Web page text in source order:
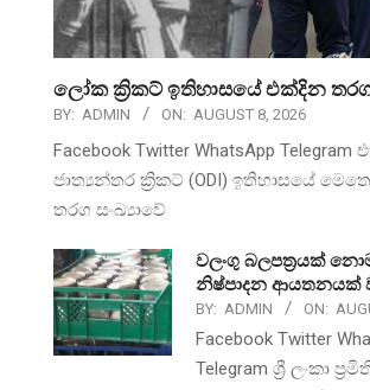
ලෝක ක්‍රිකට් ඉතිහාසයේ එක්දින තරග
BY: ADMIN ON: AUGUST 8, 2026
Facebook Twitter WhatsApp Telegram
ජාත්‍යන්තර ක්‍රිකට් (ODI) ඉතිහාසයේ
තරග සංඛ්‍යාවේ
වලංගු බලපත්‍රයක්
නිෂ්පාදන ආයතනයක්
BY: ADMIN ON:
Facebook Twitter
Telegram ශ්‍රී ලංකා